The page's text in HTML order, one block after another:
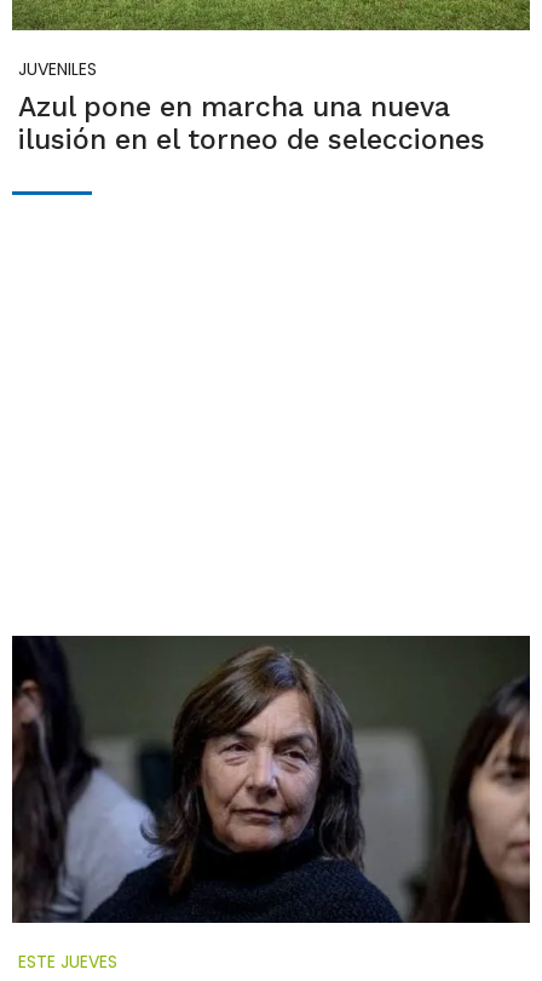
JUVENILES
Azul pone en marcha una nueva
ilusión en el torneo de selecciones
ESTE JUEVES